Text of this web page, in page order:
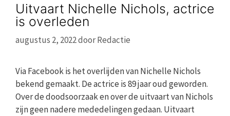
Uitvaart Nichelle Nichols, actrice
is overleden
augustus 2, 2022doorRedactie
Via Facebook is het overlijden van Nichelle Nichols
bekend gemaakt. De actrice is 89 jaar oud geworden.
Over de doodsoorzaak en over de uitvaart van Nichols
zijn geen nadere mededelingen gedaan. Uitvaart